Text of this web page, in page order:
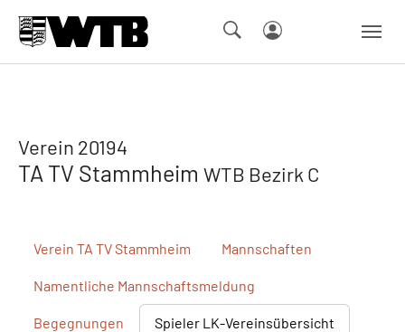
Verein 20194
TA TV Stammheim WTB Bezirk C
Verein TA TV Stammheim Mannschaften
Namentliche Mannschaftsmeldung
Begegnungen Spieler LK-Vereinsübersicht